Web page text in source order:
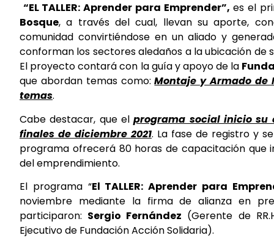
“EL TALLER: Aprender para Emprender”, es el
Bosque, a través del cual, llevan su aporte,
comunidad convirtiéndose en un aliado y
conforman los sectores aledaños a la ubicación de
El proyecto contará con la guía y apoyo de la
que abordan temas como:Montaje y Armado de
temas.
Cabe destacar, que elprograma social inicio su
finales de diciembre 2021. La fase de registro y
programa ofrecerá 80 horas de capacitación que
del emprendimiento.
El programa “El TALLER: Aprender para
noviembre mediante la firma de alianza en
participaron: Sergio Fernández (Gerente de
Ejecutivo de Fundación Acción Solidaria).